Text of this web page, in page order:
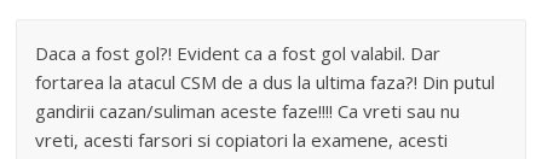
Daca a fost gol?! Evident ca a fost gol valabil. Dar
fortarea la atacul CSM de a dus la ultima faza?! Din putul
gandirii cazan/suliman aceste faze!!!! Ca vreti sau nu
vreti, acesti farsori si copiatori la examene, acesti